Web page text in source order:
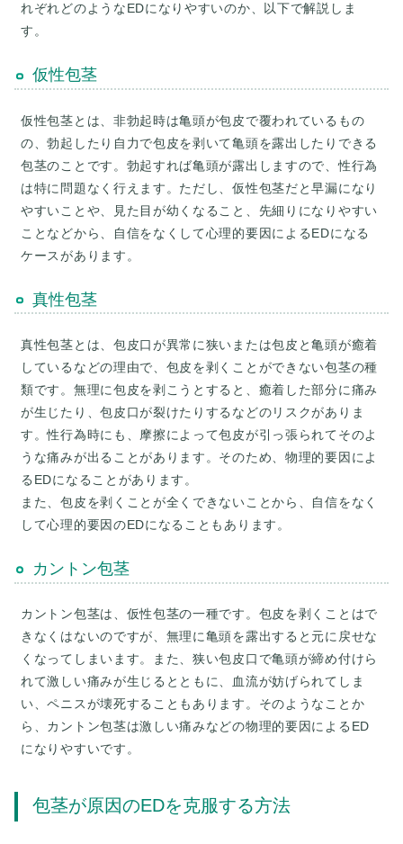
れぞれどのようなEDになりやすいのか、以下で解説しま
す。
仮性包茎
仮性包茎とは、非勃起時は亀頭が包皮で覆われているもの
の、勃起したり自力で包皮を剥いて亀頭を露出したりできる
包茎のことです。勃起すれば亀頭が露出しますので、性行為
は特に問題なく行えます。ただし、仮性包茎だと早漏になり
やすいことや、見た目が幼くなること、先細りになりやすい
ことなどから、自信をなくして心理的要因によるEDになる
ケースがあります。
真性包茎
真性包茎とは、包皮口が異常に狭いまたは包皮と亀頭が癒着
しているなどの理由で、包皮を剥くことができない包茎の種
類です。無理に包皮を剥こうとすると、癒着した部分に痛み
が生じたり、包皮口が裂けたりするなどのリスクがありま
す。性行為時にも、摩擦によって包皮が引っ張られてそのよ
うな痛みが出ることがあります。そのため、物理的要因によ
るEDになることがあります。
また、包皮を剥くことが全くできないことから、自信をなく
カントン包茎
カントン包茎は、仮性包茎の一種です。包皮を剥くことはで
きなくはないのですが、無理に亀頭を露出すると元に戻せな
くなってしまいます。また、狭い包皮口で亀頭が締め付けら
れて激しい痛みが生じるとともに、血流が妨げられてしま
い、ペニスが壊死することもあります。そのようなことか
ら、カントン包茎は激しい痛みなどの物理的要因によるED
になりやすいです。
包茎が原因のEDを克服する方法